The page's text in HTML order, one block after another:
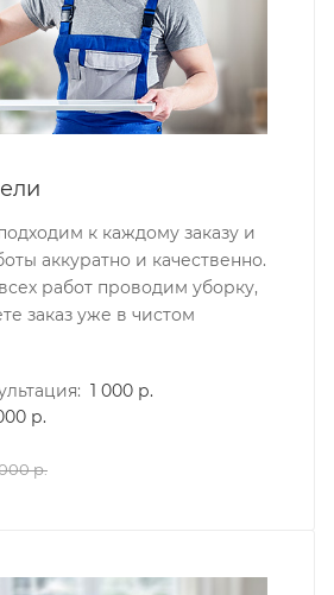
к каждому заказу и
аккуратно и качественно.
работ проводим уборку,
заказ уже в чистом
1 000 р.
р.
р.